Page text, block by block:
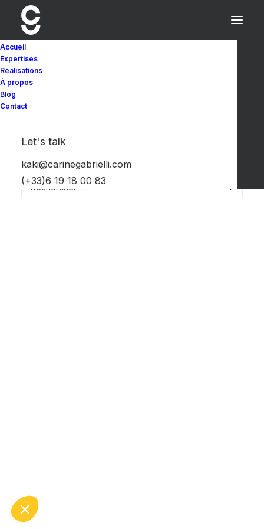
Accueil
Expertises
Réalisations
À propos
Blog
Contact
Let's talk
kaki@carinegabrielli.com
(+33)6 19 18 00 83
Rien Trouvé
que vous cherchez. Peut-être qu'une recherche
peut vous aider.